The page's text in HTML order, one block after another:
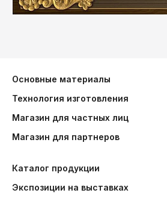
Основные материалы
Технология изготовления
Магазин для частных лиц
Магазин для партнеров
Каталог продукции
Экспозиции на выставках